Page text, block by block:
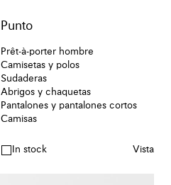
Punto
Prêt-à-porter hombre
Camisetas y polos
Sudaderas
Abrigos y chaquetas
Pantalones y pantalones cortos
Camisas
In stock Vista